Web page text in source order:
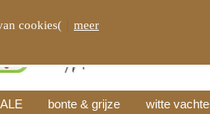
bonte & grijze witte
cookies(
meer